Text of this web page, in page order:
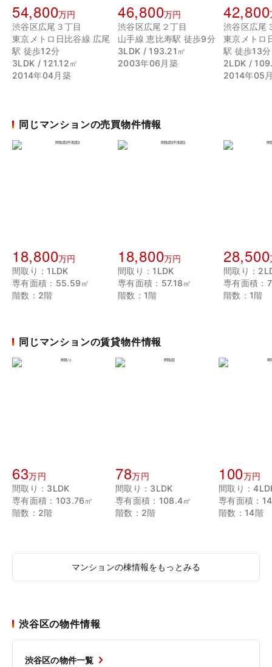
54,800万円
渋谷区広尾３丁目
東京メトロ日比谷線 広尾
駅 徒歩12分
3LDK / 121.12㎡
2014年04月築
46,800万円
渋谷区広尾２丁目
山手線 恵比寿駅 徒歩9分
3LDK / 193.21㎡
2003年06月築
42,800
渋谷区広尾
東京メトロ
駅 徒歩13分
2LDK /
2014年05
同じマンションの売買物件情報
18,800万円
間取り：1LDK
専有面積：55.59㎡
階数：2階
18,800万円
間取り：1LDK
専有面積：57.18㎡
階数：1階
28,500
間取り：
専有面積：
階数：1階
同じマンションの賃貸物件情報
63万円
間取り：3LDK
専有面積：103.76㎡
階数：2階
78万円
間取り：3LDK
専有面積：108.4㎡
階数：2階
100万円
間取り：
専有面積：
階数：14階
マンションの棟情報をもっとみる
渋谷区の物件情報
渋谷区の物件一覧